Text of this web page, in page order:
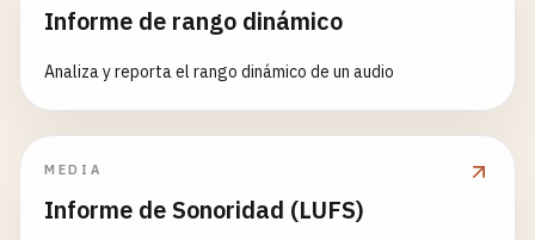
Informe de rango dinámico
Analiza y reporta el rango dinámico de un audio
MEDIA
Informe de Sonoridad (LUFS)